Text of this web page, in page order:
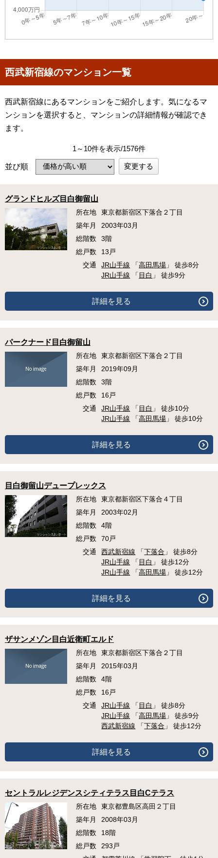
西武新宿線のマンション一覧
西武新宿線にあるマンションをご紹介します。気になるマ
ンションを選択すると、マンションの詳細情報が確認でき
ます。
1～10件を表示/1576件
並び順 変更する
グランドヒルズ目白御留山
所在地
東京都新宿区下落合２丁目
築年月
2003年03月
総階数
3階
総戸数
13戸
交通
JR山手線 「高田馬場 」 徒歩8分
JR山手線 「 目白 」 徒歩9分
詳細を見る
パークナード目白御留山
所在地
東京都新宿区下落合２丁目
築年月
2019年09月
総階数
3階
総戸数
16戸
交通
JR山手線 「 目白 」 徒歩10分
JR山手線 「高田馬場 」 徒歩10分
詳細を見る
目白御留山デュープレックス
所在地
東京都新宿区下落合４丁目
築年月
2003年02月
総階数
4階
総戸数
70戸
交通
西武新宿線 「下落合 」 徒歩8分
JR山手線 「 目白 」 徒歩12分
JR山手線 「高田馬場 」 徒歩12分
詳細を見る
ザサンメゾン目白近衛町エルド
所在地
東京都新宿区下落合２丁目
築年月
2015年03月
総階数
4階
総戸数
16戸
交通
JR山手線 「 目白 」 徒歩8分
JR山手線 「高田馬場 」 徒歩9分
西武新宿線 「下落合 」 徒歩12分
詳細を見る
セントラルレジデンスシティテラス目白Cテラス
所在地
東京都豊島区高田２丁目
築年月
2008年03月
総階数
18階
総戸数
293戸